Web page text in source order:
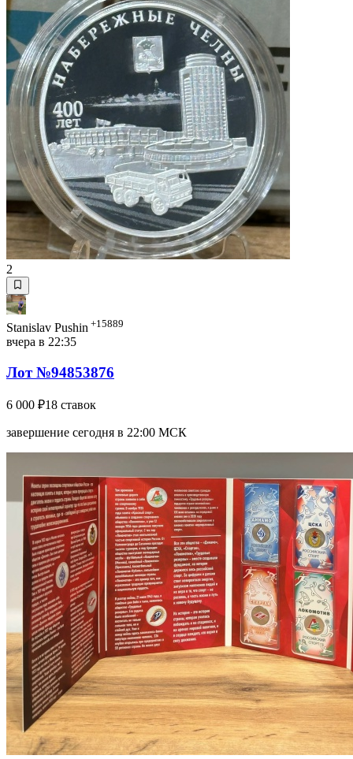
2
Stanislav Pushin +15889
вчера в 22:35
Лот №94853876
6 000 ₽18 ставок
завершение сегодня в 22:00 МСК